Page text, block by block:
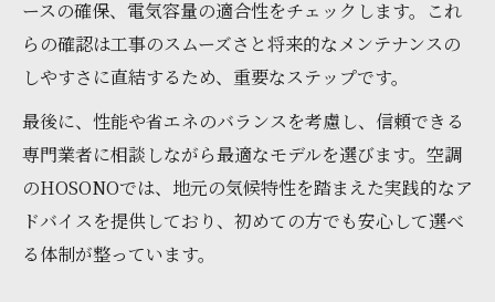
快適生活と省エネを両立する選び方
空調のHOSONOが提案する省エネ製品
省エネ性能重視でコストダウンを実現
快適生活へ導く省エネ機能の選定ポイント
ースの確保、電気容量の適合性をチェックします。これ
らの確認は工事のスムーズさと将来的なメンテナンスの
しやすさに直結するため、重要なステップです。
最後に、性能や省エネのバランスを考慮し、信頼できる
専門業者に相談しながら最適なモデルを選びます。空調
のHOSONOでは、地元の気候特性を踏まえた実践的なア
ドバイスを提供しており、初めての方でも安心して選べ
る体制が整っています。